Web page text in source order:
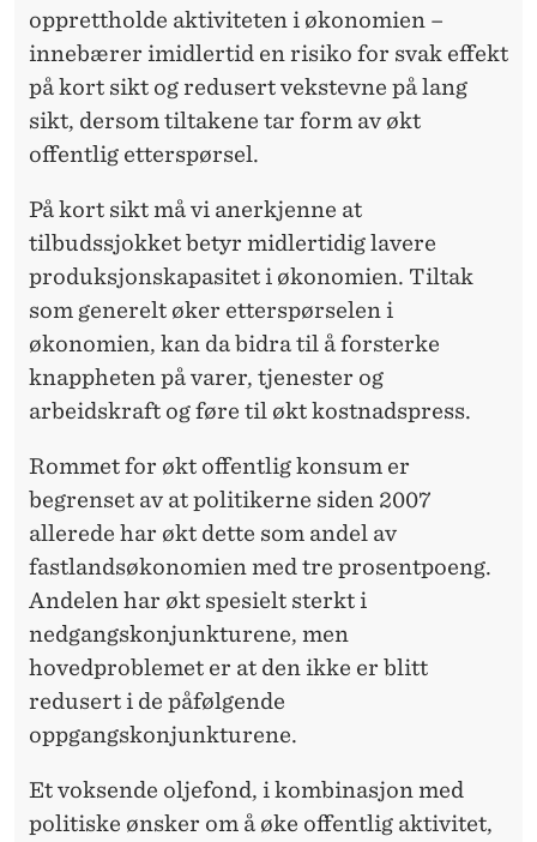
opprettholde aktiviteten i økonomien –
innebærer imidlertid en risiko for svak effekt
på kort sikt og redusert vekstevne på lang
sikt, dersom tiltakene tar form av økt
offentlig etterspørsel.
På kort sikt må vi anerkjenne at
tilbudssjokket betyr midlertidig lavere
produksjonskapasitet i økonomien. Tiltak
som generelt øker etterspørselen i
økonomien, kan da bidra til å forsterke
knappheten på varer, tjenester og
arbeidskraft og føre til økt kostnadspress.
Rommet for økt offentlig konsum er
begrenset av at politikerne siden 2007
allerede har økt dette som andel av
fastlandsøkonomien med tre prosentpoeng.
Andelen har økt spesielt sterkt i
nedgangskonjunkturene, men
hovedproblemet er at den ikke er blitt
redusert i de påfølgende
oppgangskonjunkturene.
Et voksende oljefond, i kombinasjon med
politiske ønsker om å øke offentlig aktivitet,